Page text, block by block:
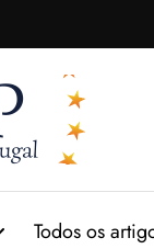
Todos os